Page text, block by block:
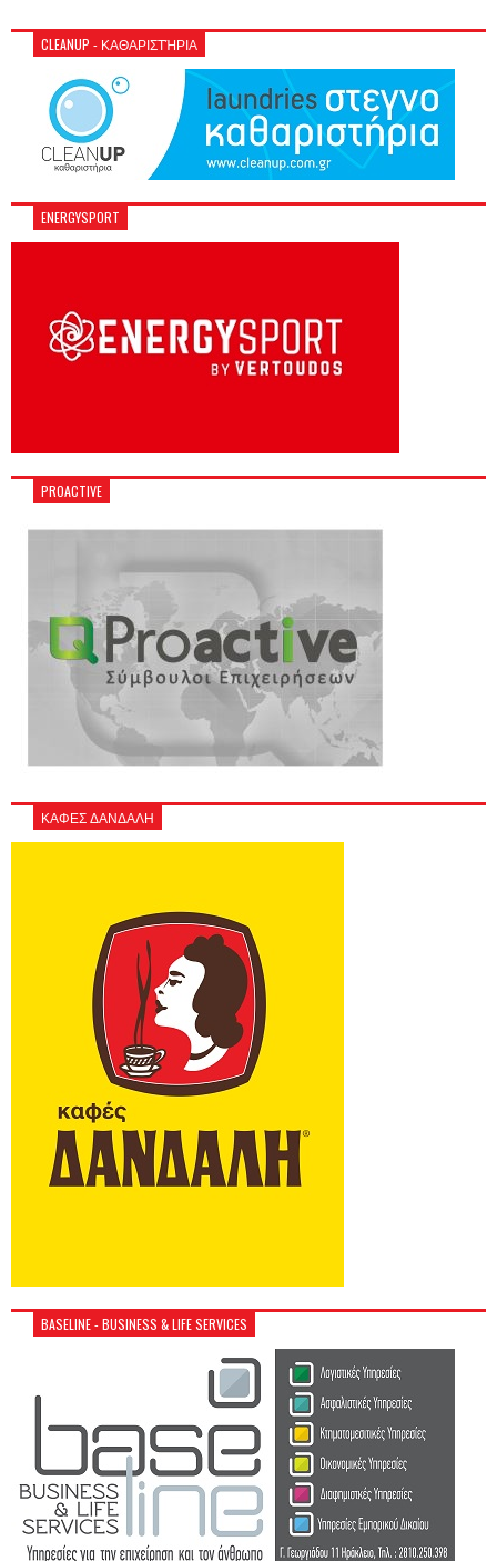
CLEANUP - ΚΑΘΑΡΙΣΤΉΡΙΑ
ENERGYSPORT
PROACTIVE
ΚΑΦΕΣ ΔΑΝΔΑΛΗ
BASELINE - BUSINESS & LIFE SERVICES